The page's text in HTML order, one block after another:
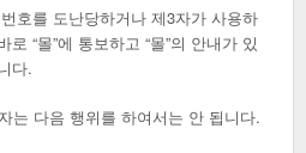
호를 도난당하거나 제3자가 사용하
“몰”에 통보하고 “몰”의 안내가 있
다.
는 다음 행위를 하여서는 안 됩니다.